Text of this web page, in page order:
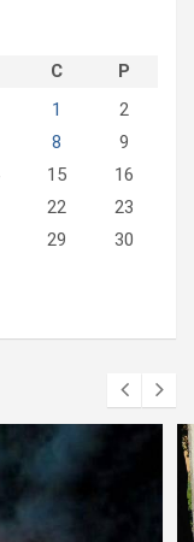
C
P
1
2
8
9
15
16
22
23
29
30